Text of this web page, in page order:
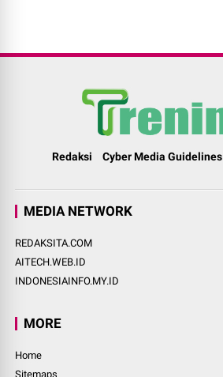
Redaksi Cyber Media Guidelines
MEDIA NETWORK
REDAKSITA.COM
AITECH.WEB.ID
INDONESIAINFO.MY.ID
MORE
Home
Sitemaps